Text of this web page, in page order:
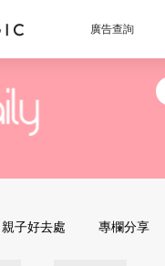
廣告查詢
親子好去處 專欄分享